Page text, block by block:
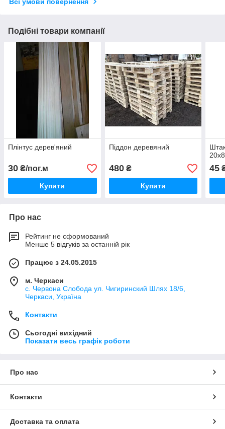
Подібні товари компанії
Плінтус дерев'яний
30 ₴/пог.м
Купити
Піддон деревяний
480₴
Купити
45
Про нас
Рейтинг не сформований
Менше 5 відгуків за останній рік
Працює з 24.05.2015
м. Черкаси
с. Червона Слобода ул. Чигиринский Шлях 18/6,
Черкаси, Україна
Контакти
Сьогодні вихідний
Показати весь графік роботи
Про нас
Контакти
Доставка та оплата